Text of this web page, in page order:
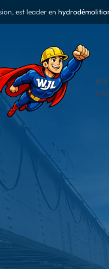
est leader en
haute pression Traitement &